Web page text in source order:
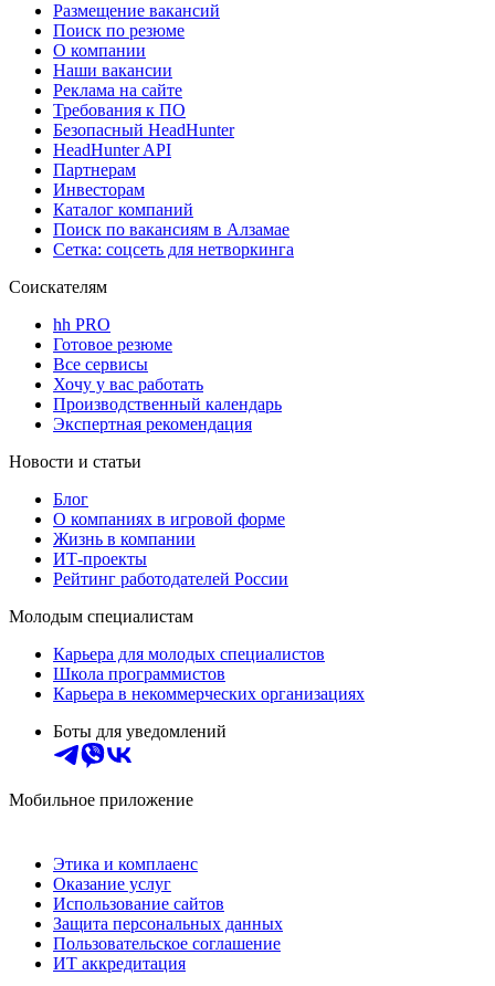
Размещение вакансий
Поиск по резюме
О компании
Наши вакансии
Реклама на сайте
Требования к ПО
Безопасный HeadHunter
HeadHunter API
Партнерам
Инвесторам
Каталог компаний
Поиск по вакансиям в Алзамае
Сетка: соцсеть для нетворкинга
Соискателям
hh PRO
Готовое резюме
Все сервисы
Хочу у вас работать
Производственный календарь
Экспертная рекомендация
Новости и статьи
Блог
О компаниях в игровой форме
Жизнь в компании
ИТ-проекты
Рейтинг работодателей России
Молодым специалистам
Карьера для молодых специалистов
Школа программистов
Карьера в некоммерческих организациях
Боты для уведомлений
Мобильное приложение
Этика и комплаенс
Оказание услуг
Использование сайтов
Защита персональных данных
Пользовательское соглашение
ИТ аккредитация